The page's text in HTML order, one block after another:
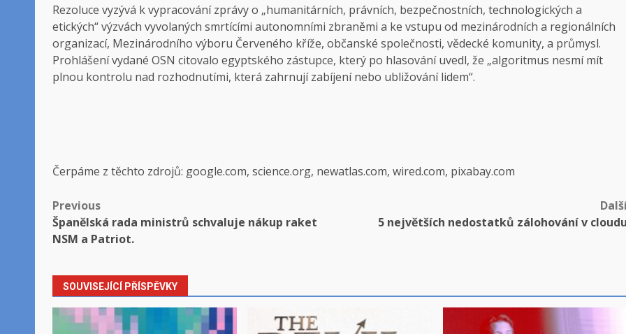
Rezoluce vyzývá k vypracování zprávy o „humanitárních, právních, bezpečnostních, technologických a
etických“ výzvách vyvolaných smrtícími autonomními zbraněmi a ke vstupu od mezinárodních a regionálních
organizací, Mezinárodního výboru Červeného kříže, občanské společnosti, vědecké komunity, a průmysl.
Prohlášení vydané OSN citovalo egyptského zástupce, který po hlasování uvedl, že „algoritmus nesmí mít
plnou kontrolu nad rozhodnutími, která zahrnují zabíjení nebo ubližování lidem“.
Čerpáme z těchto zdrojů: google.com, science.org, newatlas.com, wired.com, pixabay.com
Post
navigation
Previous
Španělská rada ministrů schvaluje nákup raket
NSM a Patriot.
5 největších nedostatků zálohování v cloudu
SOUVISEJÍCÍ PŘÍSPĚVKY